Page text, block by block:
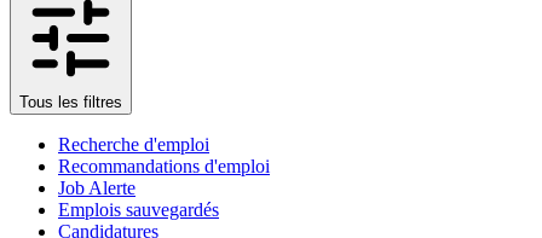
Tous les filtres
Recherche d'emploi
Recommandations d'emploi
Job Alerte
Emplois sauvegardés
Candidatures